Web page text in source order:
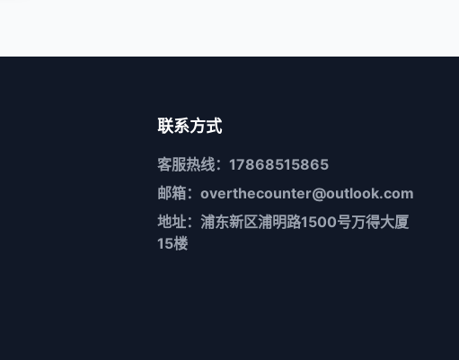
联系方式
客服热线：17868515865
邮箱：overthecounter@outlook.com
地址：浦东新区浦明路1500号万得大厦
15楼